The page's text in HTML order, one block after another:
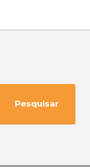
Pesquisar